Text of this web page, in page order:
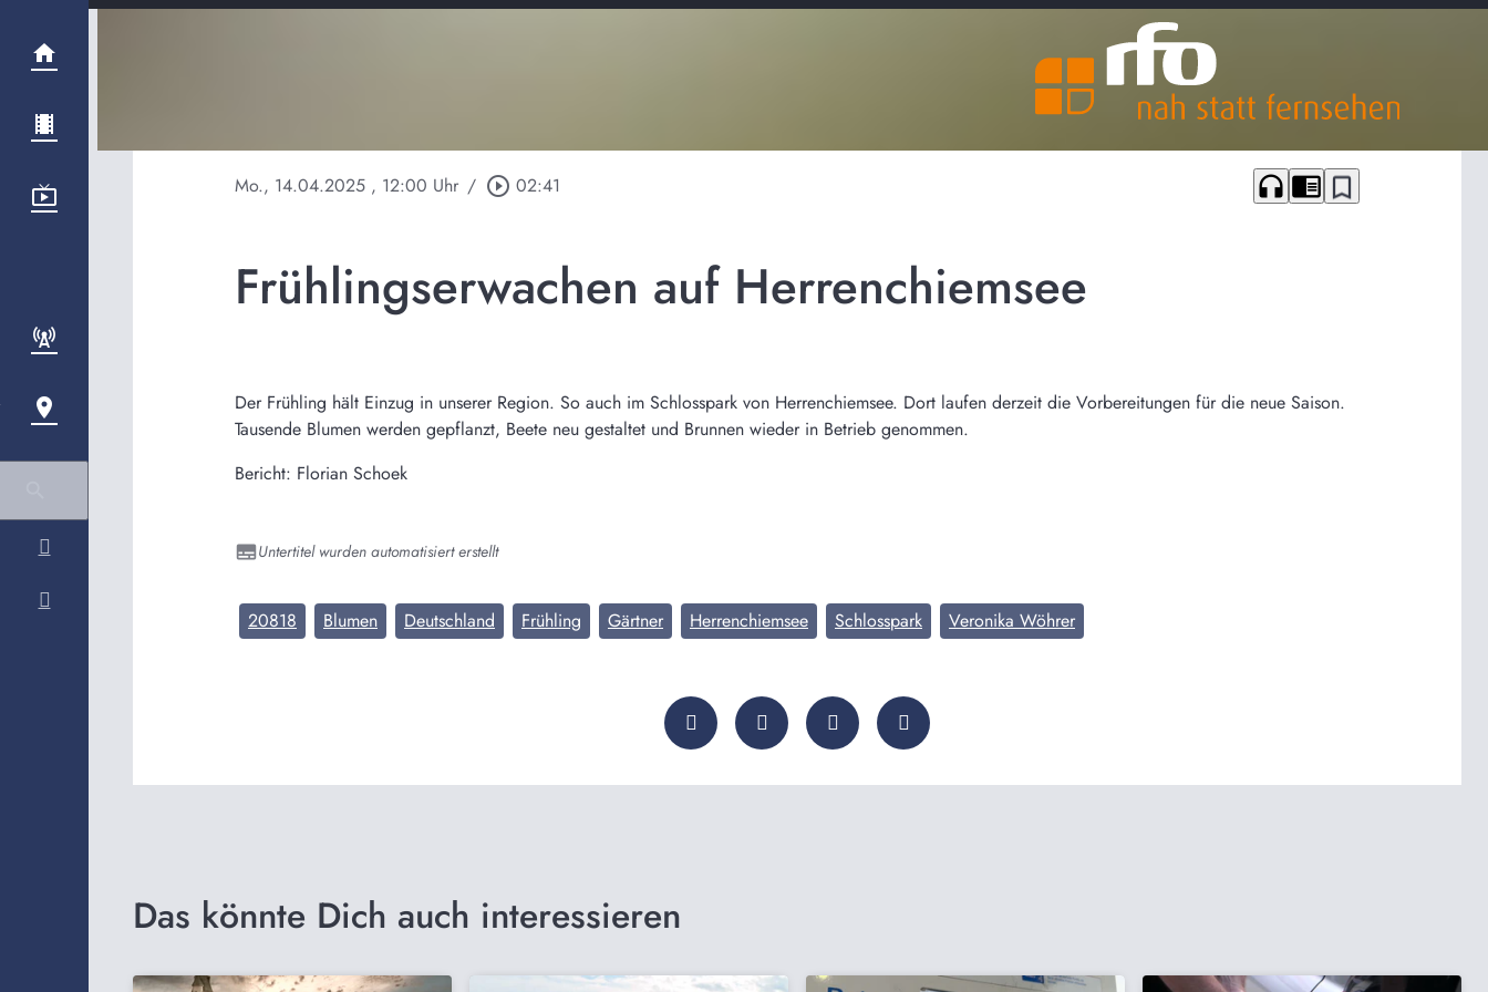
Mo., 14.04.2025 , 12:00 Uhr / play_circle_outline 02:41 headphones chrome_reader_mode bookmark_border
Frühlingserwachen auf Herrenchiemsee
Der Frühling hält Einzug in unserer Region. So auch im Schlosspark von Herrenchiemsee. Dort laufen derzeit die Vorbereitungen für die neue Saison.
Tausende Blumen werden gepflanzt, Beete neu gestaltet und Brunnen wieder in Betrieb genommen.
Bericht: Florian Schoek
Untertitel wurden automatisiert erstellt
20818 Blumen Deutschland Frühling Gärtner Herrenchiemsee Schlosspark Veronika Wöhrer
Das könnte Dich auch interessieren